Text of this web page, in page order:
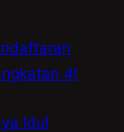
4!
Idul